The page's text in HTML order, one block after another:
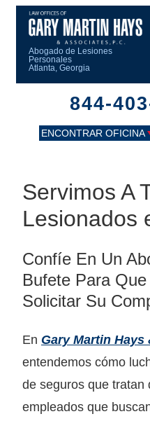
Abogado de Lesiones
Personales
Atlanta, Georgia
844-
ENCONTRAR OFICINA
Servimos A
Lesionados
Confíe En Un
Bufete Para
Solicitar Su
En Gary Martin Hays
entendemos cómo
de seguros que tratan
empleados que